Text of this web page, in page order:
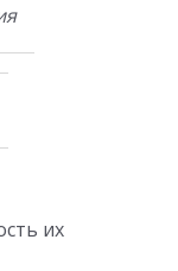
их